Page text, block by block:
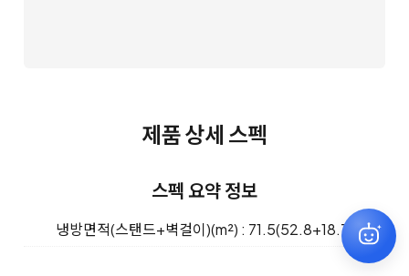
제품 상세 스펙
스펙 요약 정보
냉방면적(스탠드+벽걸이)(m²) : 71.5(52.8+18.7)